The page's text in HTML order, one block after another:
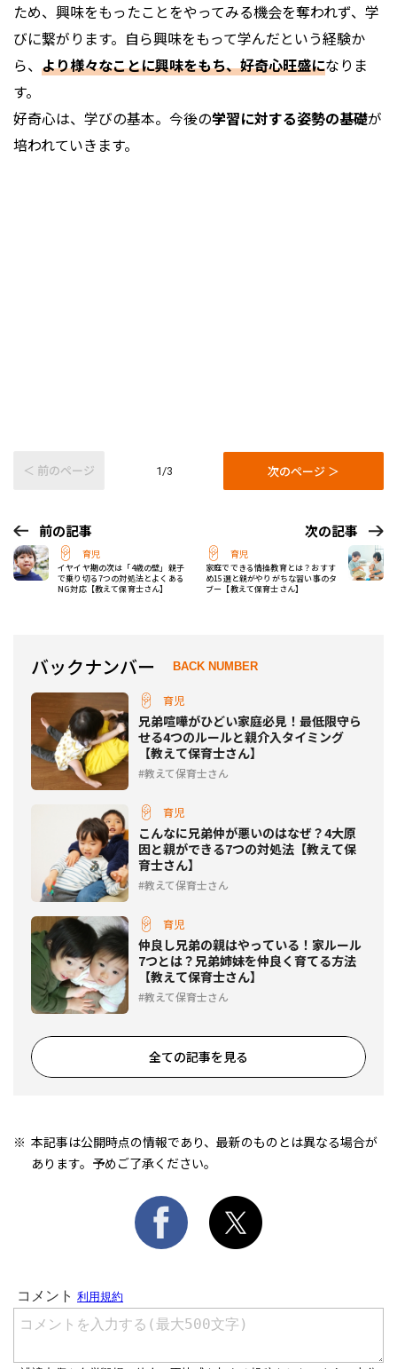
ため、興味をもったことをやってみる機会を奪われず、学
びに繋がります。自ら興味をもって学んだという経験か
ら、 より様々なことに興味をもち、好奇心旺盛になりま
す。
好奇心は、学びの基本。今後の学習に対する姿勢の基礎が
培われていきます。
＜ 前のページ 1/3 次のページ ＞
前の記事
育児
イヤイヤ期の次は「4歳の壁」親子
で乗り切る7つの対処法とよくある
NG対応【教えて保育士さん】
次の記事
育児
家庭でできる情操教育とは？おすす
め15選と親がやりがちな習い事のタ
ブー【教えて保育士さん】
バックナンバー BACK NUMBER
育児
兄弟喧嘩がひどい家庭必見！最低限守ら
せる4つのルールと親介入タイミング
【教えて保育士さん】
教えて保育士さん
育児
こんなに兄弟仲が悪いのはなぜ？4大原
因と親ができる7つの対処法【教えて保
育士さん】
教えて保育士さん
育児
仲良し兄弟の親はやっている！家ルール
7つとは？兄弟姉妹を仲良く育てる方法
【教えて保育士さん】
教えて保育士さん
全ての記事を見る
本記事は公開時点の情報であり、最新のものとは異なる場合が
あります。予めご了承ください。